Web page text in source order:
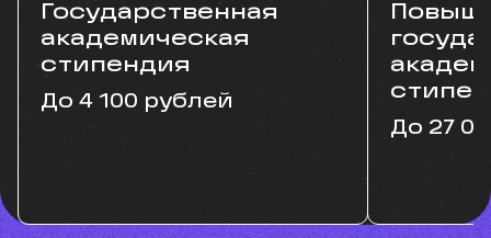
Государственная
академическая
стипендия
До 4 100 рублей
До 27